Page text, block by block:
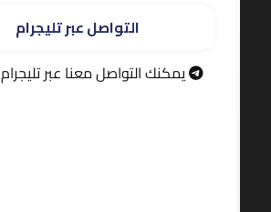
التواصل عبر تليجرام
يمكنك التواصل معنا عبر تليجرام